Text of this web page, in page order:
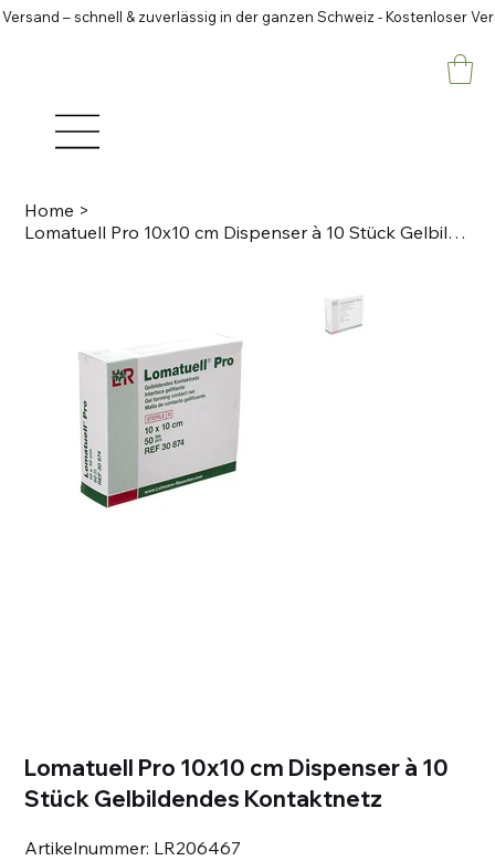
– schnell & zuverlässig in der ganzen Schweiz - Kostenloser
Home >
Lomatuell Pro 10x10 cm Dispenser à 10 Stück Gelbildendes Kontaktnetz
Lomatuell Pro 10x10 cm Dispenser à 10
Stück Gelbildendes Kontaktnetz
Artikelnummer: Artikelnummer:
LR206467
LR206467